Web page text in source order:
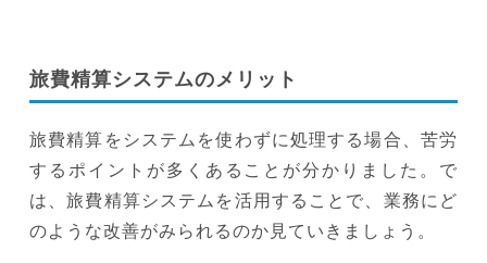
旅費精算システムのメリット
旅費精算をシステムを使わずに処理する場合、苦労
するポイントが多くあることが分かりました。で
は、旅費精算システムを活用することで、業務にど
のような改善がみられるのか見ていきましょう。